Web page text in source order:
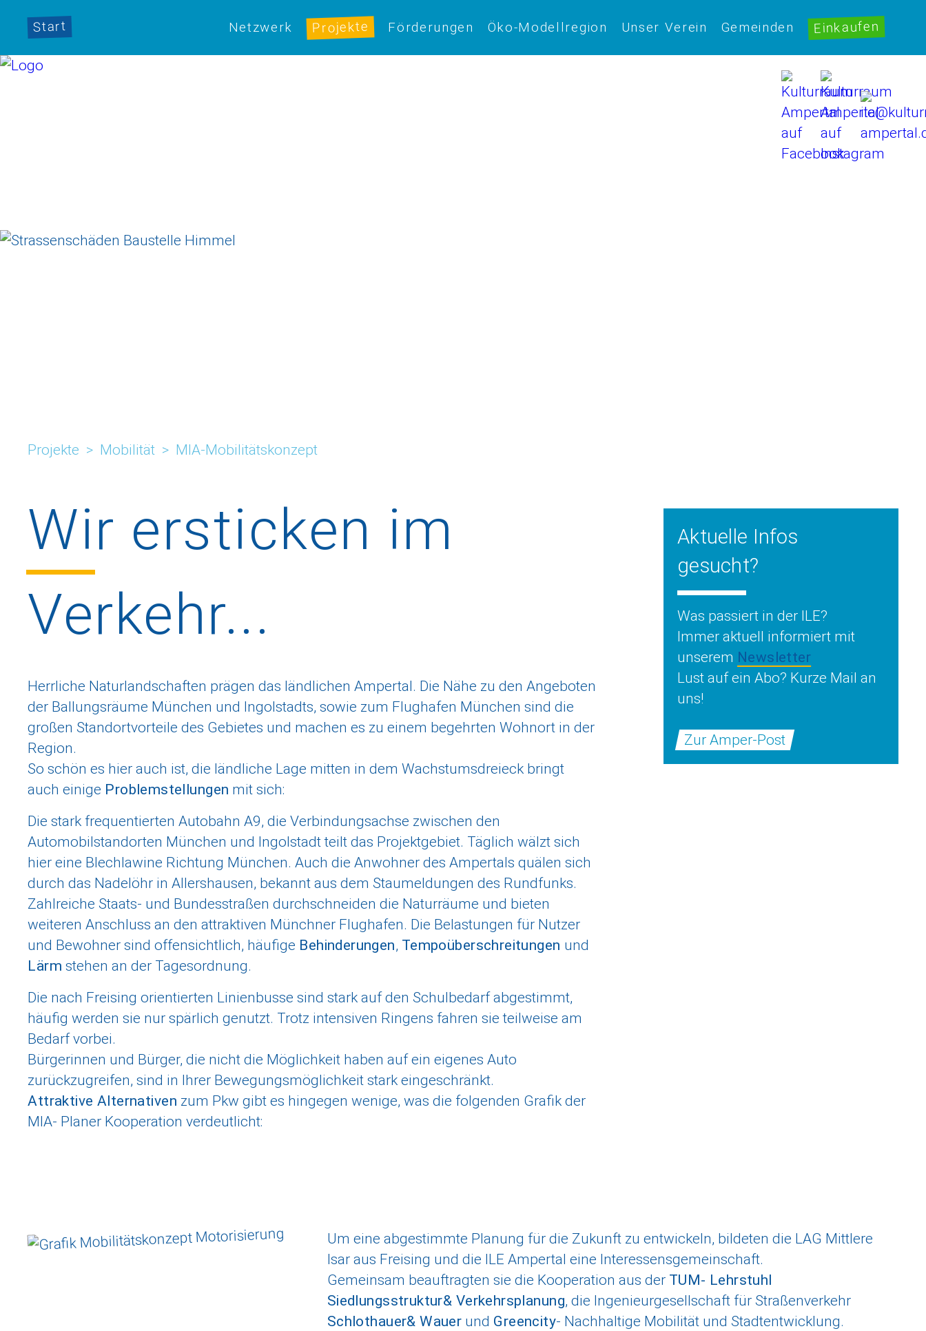
Start Netzwerk Projekte Förderungen Öko-Modellregion Unser Verein Gemeinden Einkaufen
Projekte > Mobilität > MIA-Mobilitätskonzept
Wir ersticken im
Verkehr...
Herrliche Naturlandschaften prägen das ländlichen Ampertal. Die Nähe zu den Angeboten
der Ballungsräume München und Ingolstadts, sowie zum Flughafen München sind die
großen Standortvorteile des Gebietes und machen es zu einem begehrten Wohnort in der
Region.
So schön es hier auch ist, die ländliche Lage mitten in dem Wachstumsdreieck bringt
auch einige Problemstellungen mit sich:
Die stark frequentierten Autobahn A9, die Verbindungsachse zwischen den
Automobilstandorten München und Ingolstadt teilt das Projektgebiet. Täglich wälzt sich
hier eine Blechlawine Richtung München. Auch die Anwohner des Ampertals quälen sich
durch das Nadelöhr in Allershausen, bekannt aus dem Staumeldungen des Rundfunks.
Zahlreiche Staats- und Bundesstraßen durchschneiden die Naturräume und bieten
weiteren Anschluss an den attraktiven Münchner Flughafen. Die Belastungen für Nutzer
und Bewohner sind offensichtlich, häufige Behinderungen, Tempoüberschreitungen und
Lärm stehen an der Tagesordnung.
Die nach Freising orientierten Linienbusse sind stark auf den Schulbedarf abgestimmt,
häufig werden sie nur spärlich genutzt. Trotz intensiven Ringens fahren sie teilweise am
Bedarf vorbei.
Bürgerinnen und Bürger, die nicht die Möglichkeit haben auf ein eigenes Auto
zurückzugreifen, sind in Ihrer Bewegungsmöglichkeit stark eingeschränkt.
Attraktive Alternativen zum Pkw gibt es hingegen wenige, was die folgenden Grafik der
MIA- Planer Kooperation verdeutlicht:
Aktuelle Infos
gesucht?
Was passiert in der ILE?
Immer aktuell informiert mit
unserem Newsletter
Lust auf ein Abo? Kurze Mail an
uns!
Zur Amper-Post
Um eine abgestimmte Planung für die Zukunft zu entwickeln, bildeten die LAG Mittlere
Isar aus Freising und die ILE Ampertal eine Interessensgemeinschaft.
Gemeinsam beauftragten sie die Kooperation aus der TUM- Lehrstuhl
Siedlungsstruktur& Verkehrsplanung, die Ingenieurgesellschaft für Straßenverkehr
Schlothauer& Wauer und Greencity- Nachhaltige Mobilität und Stadtentwicklung.